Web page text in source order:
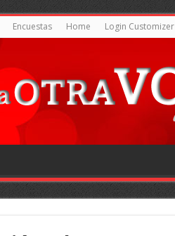
Encuestas Home Login Customizer